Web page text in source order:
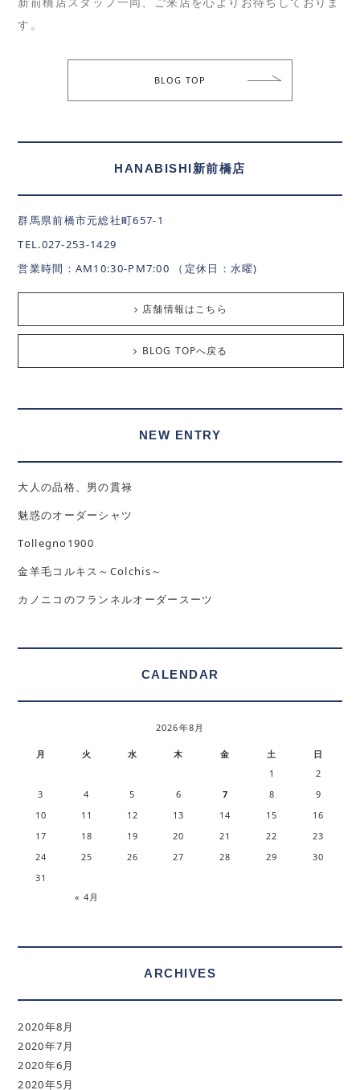
す。
BLOG TOP
HANABISHI新前橋店
群馬県前橋市元総社町657-1
TEL.027-253-1429
営業時間：AM10:30-PM7:00 （定休日：水曜)
店舗情報はこちら
BLOG TOPへ戻る
NEW ENTRY
大人の品格、男の貫禄
魅惑のオーダーシャツ
Tollegno1900
金羊毛コルキス～Colchis～
カノニコのフランネルオーダースーツ
CALENDAR
2026年8月
月 火 水 木 金 土 日
« 4月
1
2
3
4 5 6 7 8
9
10
11 12 13 14 15
16
17
18 19 20 21 22
23
24
25 26 27 28 29
30
31
ARCHIVES
2020年8月
2020年7月
2020年6月
2020年5月